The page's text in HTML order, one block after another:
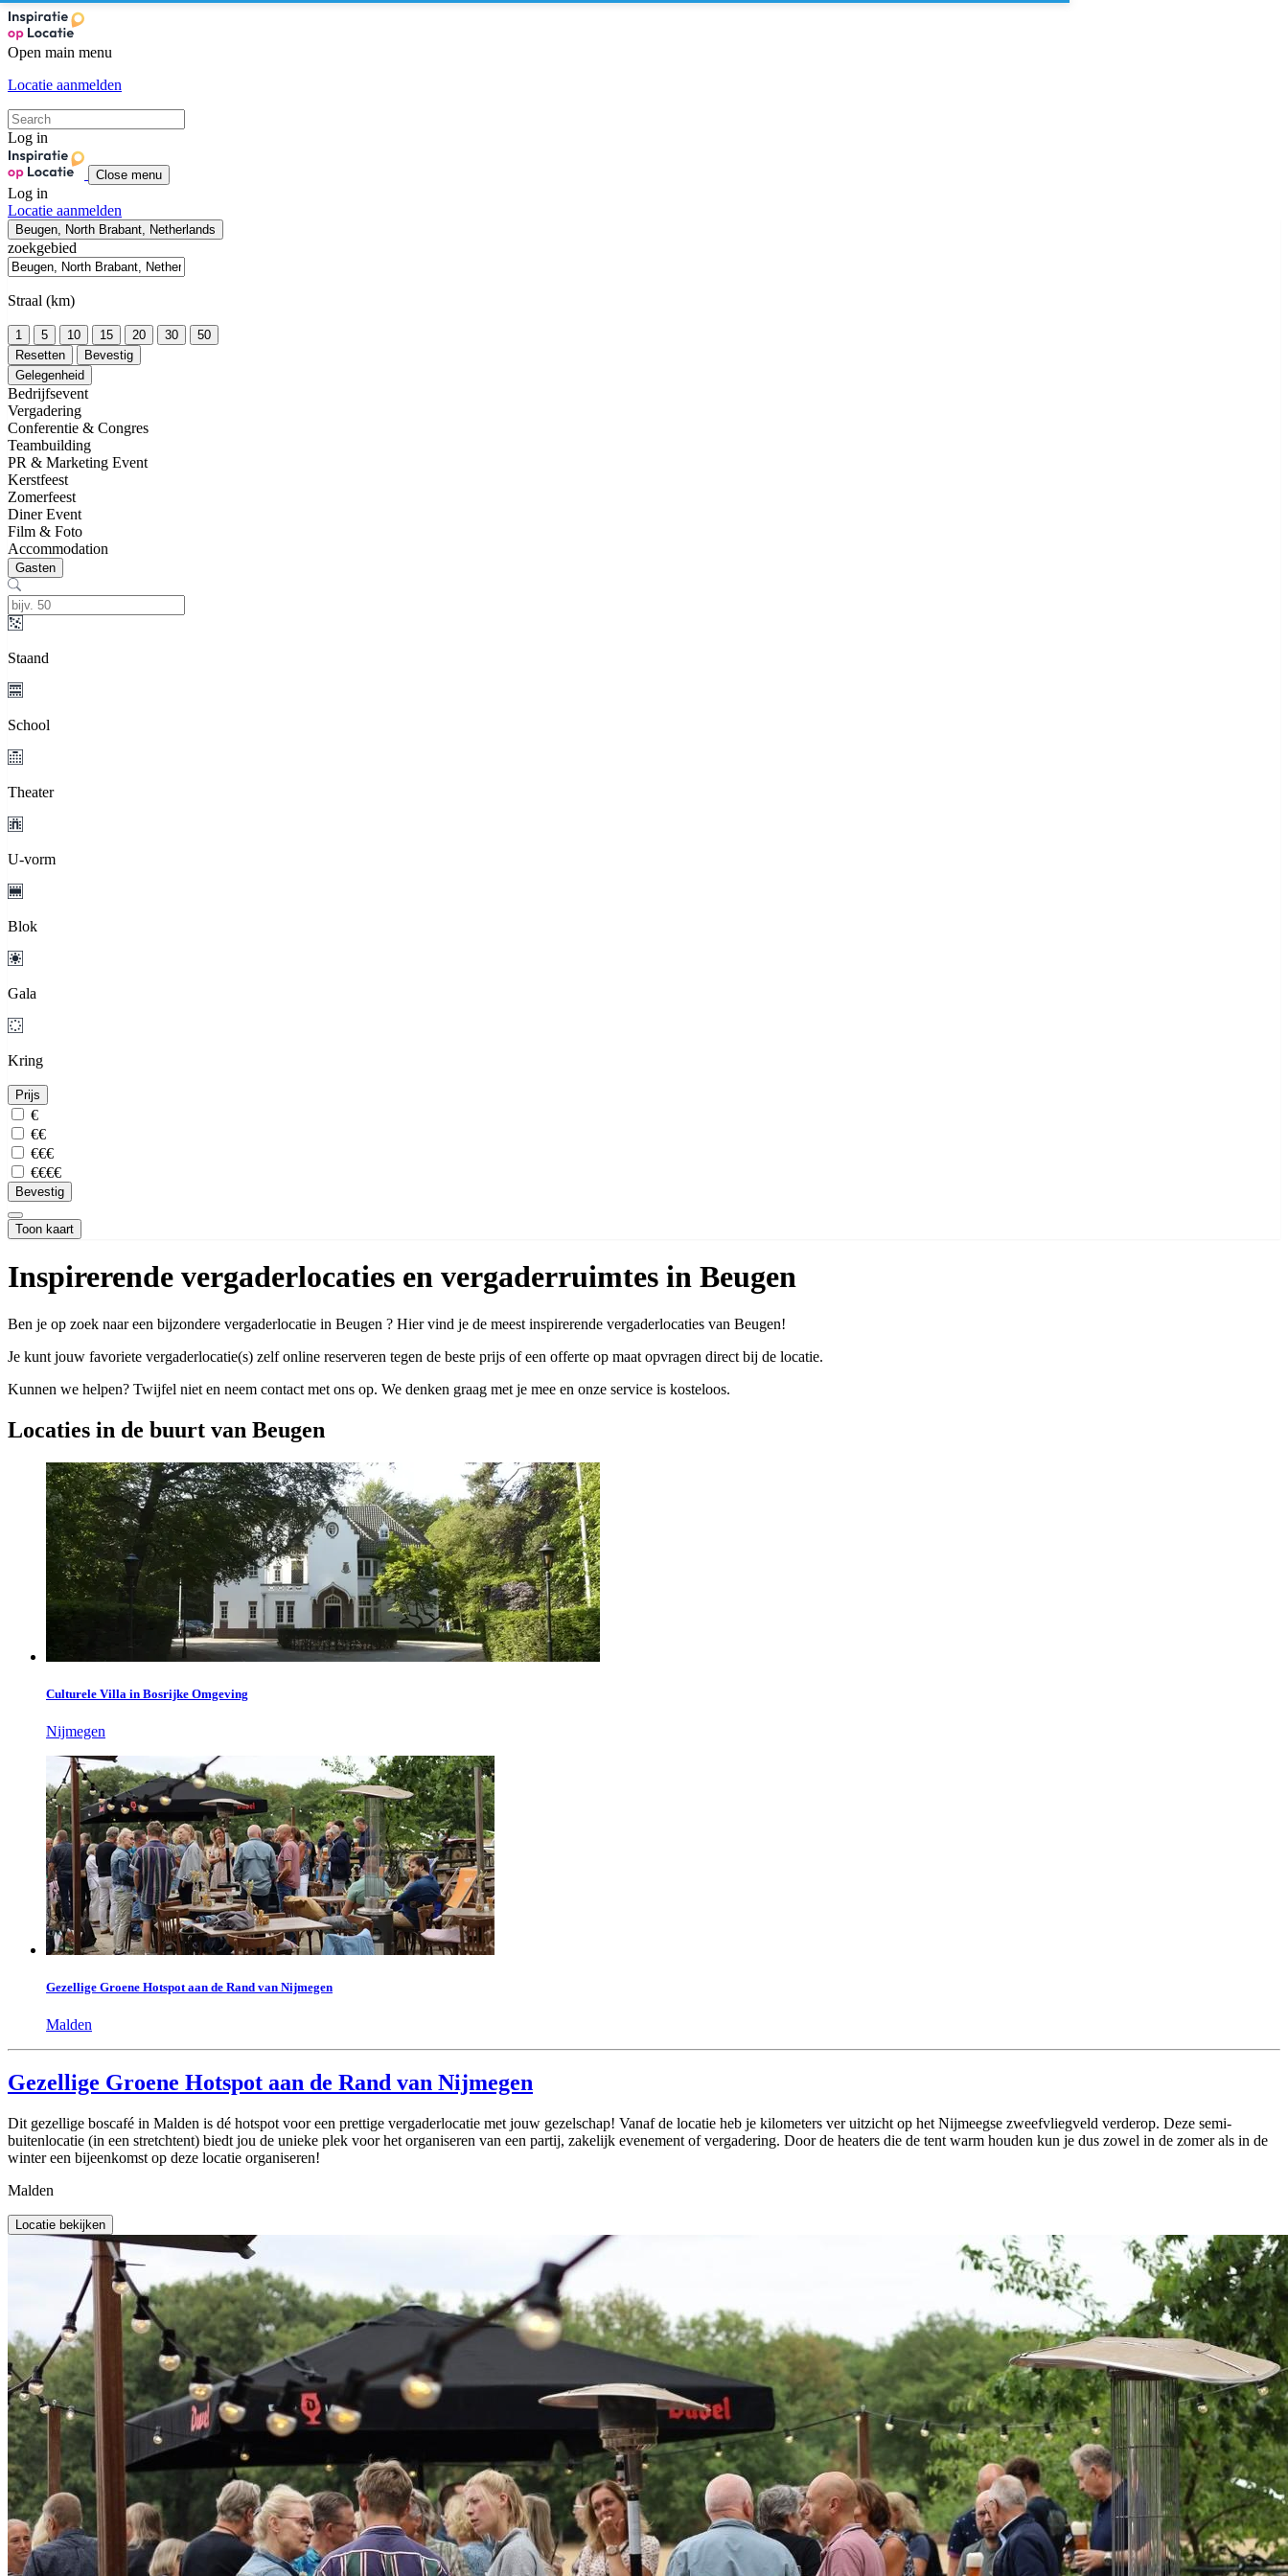
Open main menu
Locatie aanmelden
Log in
Close menu
Log in
Locatie aanmelden
Beugen, North Brabant, Netherlands
zoekgebied
Straal (km)
1 5 10 15 20 30
50
Resetten
Bevestig
Gelegenheid
Bedrijfsevent
Vergadering
Conferentie & Congres
Teambuilding
PR & Marketing Event
Kerstfeest
Zomerfeest
Diner Event
Film & Foto
Accommodation
Gasten
Staand
School
Theater
U-vorm
Blok
Gala
Kring
Prijs
€
€€
€€€
€€€€
Bevestig
Toon kaart
Inspirerende vergaderlocaties en vergaderruimtes in Beugen
Ben je op zoek naar een bijzondere vergaderlocatie in Beugen ? Hier vind je de meest inspirerende vergaderlocaties van Beugen!
Je kunt jouw favoriete vergaderlocatie(s) zelf online reserveren tegen de beste prijs of een offerte op maat opvragen direct bij de locatie.
Kunnen we helpen? Twijfel niet en neem contact met ons op. We denken graag met je mee en onze service is kosteloos.
Locaties in de buurt van Beugen
Culturele Villa in Bosrijke Omgeving
Nijmegen
Gezellige Groene Hotspot aan de Rand van Nijmegen
Malden
Gezellige Groene Hotspot aan de Rand van Nijmegen
Dit gezellige boscafé in Malden is dé hotspot voor een prettige vergaderlocatie met jouw gezelschap! Vanaf de locatie heb je kilometers ver uitzicht op het Nijmeegse zweefvliegveld verderop. Deze semi-
buitenlocatie (in een stretchtent) biedt jou de unieke plek voor het organiseren van een partij, zakelijk evenement of vergadering. Door de heaters die de tent warm houden kun je dus zowel in de zomer als in de
winter een bijeenkomst op deze locatie organiseren!
Malden
Locatie bekijken